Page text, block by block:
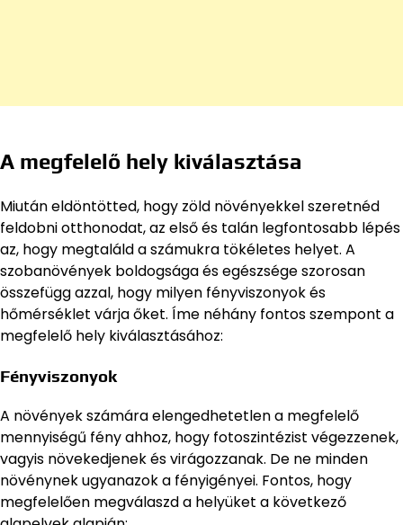
A megfelelő hely kiválasztása
Miután eldöntötted, hogy zöld növényekkel szeretnéd
feldobni otthonodat, az első és talán legfontosabb lépés
az, hogy megtaláld a számukra tökéletes helyet. A
szobanövények boldogsága és egészsége szorosan
összefügg azzal, hogy milyen fényviszonyok és
hőmérséklet várja őket. Íme néhány fontos szempont a
megfelelő hely kiválasztásához:
Fényviszonyok
A növények számára elengedhetetlen a megfelelő
mennyiségű fény ahhoz, hogy fotoszintézist végezzenek,
vagyis növekedjenek és virágozzanak. De ne minden
növénynek ugyanazok a fényigényei. Fontos, hogy
megfelelően megválaszd a helyüket a következő